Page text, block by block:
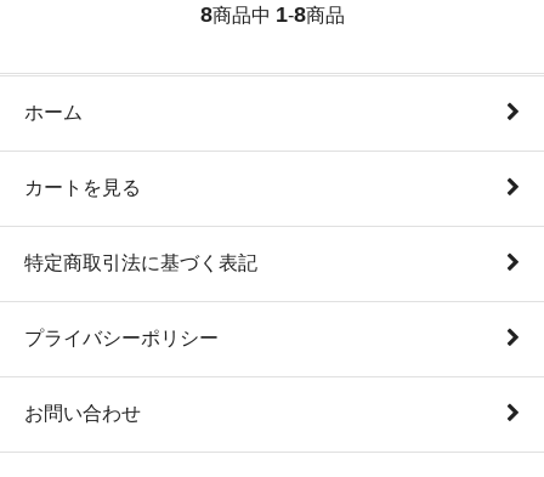
8商品中 1-8商品
ホーム
カートを見る
特定商取引法に基づく表記
プライバシーポリシー
お問い合わせ